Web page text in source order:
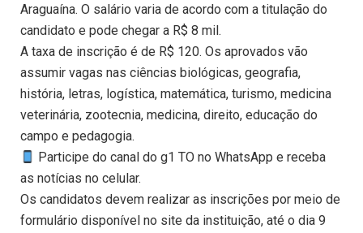
Araguaína. O salário varia de acordo com a titulação do
candidato e pode chegar a R$ 8 mil.
A taxa de inscrição é de R$ 120. Os aprovados vão
assumir vagas nas ciências biológicas, geografia,
história, letras, logística, matemática, turismo, medicina
veterinária, zootecnia, medicina, direito, educação do
campo e pedagogia.
Participe do canal do g1 TO no WhatsApp e receba
as notícias no celular.
Os candidatos devem realizar as inscrições por meio de
formulário disponível no site da instituição, até o dia 9